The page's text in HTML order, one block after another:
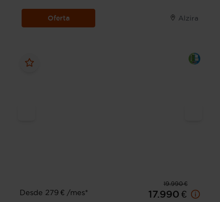
Oferta Alzira
19.990 €
Desde 279 € /mes*
17.990 €